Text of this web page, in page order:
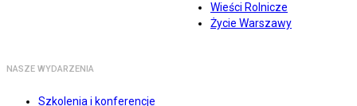
Wieści Rolnicze
Życie Warszawy
NASZE WYDARZENIA
Szkolenia i konferencje